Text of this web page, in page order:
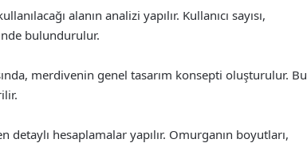
alanın analizi yapılır. Kullanıcı sayısı,
bulundurulur.
merdivenin genel tasarım konsepti oluşturulur. Bu
hesaplamalar yapılır. Omurganın boyutları,